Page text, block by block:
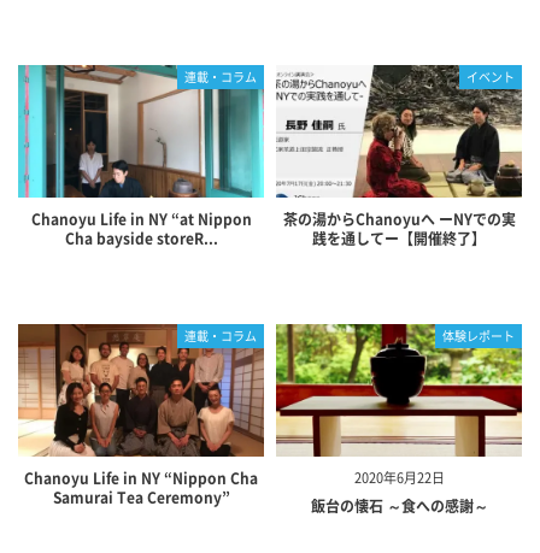
連載・コラム
Chanoyu Life in NY “at Nippon
Cha bayside storeR...
イベント
茶の湯からChanoyuへ ーNYでの実
践を通してー【開催終了】
連載・コラム
Chanoyu Life in NY “Nippon Cha
Samurai Tea Ceremony”
2020年6月22日
体験レポート
飯台の懐石 ～食への感謝～